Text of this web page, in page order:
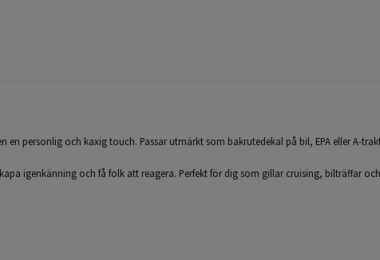
en personlig och kaxig touch. Passar utmärkt som bakrutedekal på bil, EPA eller A-
igenkänning och få folk att reagera. Perfekt för dig som gillar cruising, bilträffar